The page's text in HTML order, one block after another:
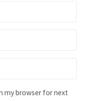
my browser for next